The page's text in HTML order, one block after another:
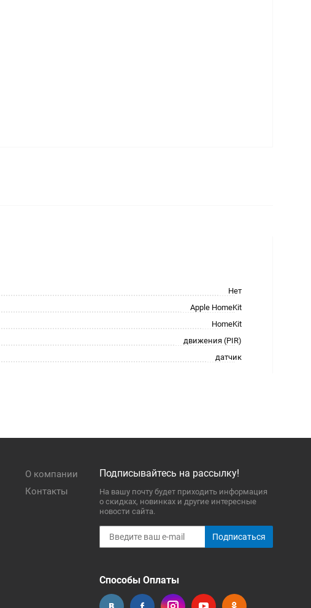
Нет
Apple HomeKit
HomeKit
движения (PIR)
датчик
О компании
Контакты
Подписывайтесь на рассылку!
На вашу почту будет приходить информация
о скидках, новинках и другие интересные
новости сайта.
Подписаться
Способы Оплаты